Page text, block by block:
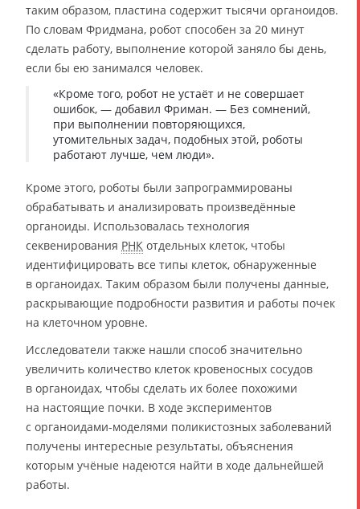
таким образом, пластина содержит тысячи органоидов.
По словам Фридмана, робот способен за 20 минут
сделать работу, выполнение которой заняло бы день,
если бы ею занимался человек.
«Кроме того, робот не устаёт и не совершает
ошибок, — добавил Фриман. — Без сомнений,
при выполнении повторяющихся,
утомительных задач, подобных этой, роботы
работают лучше, чем люди».
Кроме этого, роботы были запрограммированы
обрабатывать и анализировать произведённые
органоиды. Использовалась технология
секвенирования РНК отдельных клеток, чтобы
идентифицировать все типы клеток, обнаруженные
в органоидах. Таким образом были получены данные,
раскрывающие подробности развития и работы почек
на клеточном уровне.
Исследователи также нашли способ значительно
увеличить количество клеток кровеносных сосудов
в органоидах, чтобы сделать их более похожими
на настоящие почки. В ходе экспериментов
с органоидами-моделями поликистозных заболеваний
получены интересные результаты, объяснения
которым учёные надеются найти в ходе дальнейшей
работы.